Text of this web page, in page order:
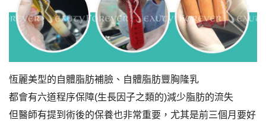
恆麗美型的自體脂肪補臉、自體脂肪豐胸隆乳
都會有六道程序保障(生長因子之類的)減少脂肪的流失
但醫師有提到術後的保養也非常重要，尤其是前三個月要好